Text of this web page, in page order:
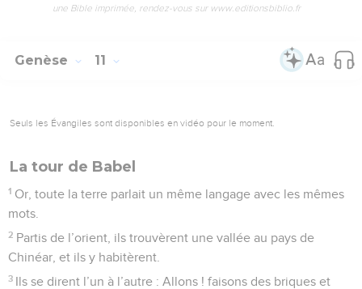
une Bible imprimée, rendez-vous sur www.editionsbiblio.fr
Genèse 11
Seuls les Évangiles sont disponibles en vidéo pour le moment.
La tour de Babel
1 Or, toute la terre parlait un même langage avec les mêmes
mots.
2 Partis de l’orient, ils trouvèrent une vallée au pays de
Chinéar, et ils y habitèrent.
3 Ils se dirent l’un à l’autre : Allons ! faisons des briques et